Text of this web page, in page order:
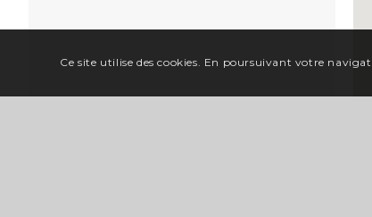
Ce site utilise des cookies. En poursuivant votre